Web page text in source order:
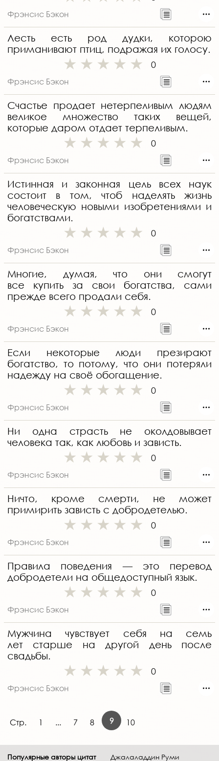
Фрэнсис Бэкон
Лесть есть род дудки, которою
приманивают птиц, подражая их голосу.
0
Фрэнсис Бэкон
Счастье продает нетерпеливым людям
великое множество таких вещей,
которые даром отдает терпеливым.
0
Фрэнсис Бэкон
Истинная и законная цель всех наук
состоит в том, чтоб наделять жизнь
человеческую новыми изобретениями и
богатствами.
0
Фрэнсис Бэкон
Многие, думая, что они смогут
все купить за свои богатства, сами
прежде всего продали себя.
0
Фрэнсис Бэкон
Если некоторые люди презирают
богатство, то потому, что они потеряли
надежду на своё обогащение.
0
Фрэнсис Бэкон
Ни одна страсть не околдовывает
человека так, как любовь и зависть.
0
Фрэнсис Бэкон
Ничто, кроме смерти, не может
примирить зависть с добродетелью.
0
Фрэнсис Бэкон
Правила поведения — это перевод
добродетели на общедоступный язык.
0
Фрэнсис Бэкон
Мужчина чувствует себя на семь
лет старше на другой день после
свадьбы.
0
Фрэнсис Бэкон
Стр. 1 ... 7 8 9 10
Популярные авторы цитат Джалаладдин Руми